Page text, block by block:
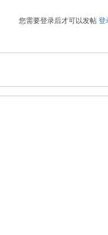
您需要登录后才可以发帖 登